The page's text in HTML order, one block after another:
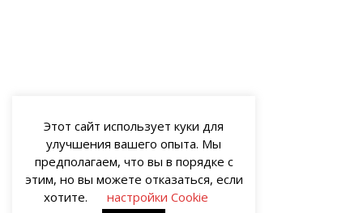
Этот сайт использует куки для
улучшения вашего опыта. Мы
предполагаем, что вы в порядке с
этим, но вы можете отказаться, если
хотите.
настройки Cookie